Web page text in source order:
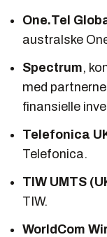
One.Tel
australske
Spectrum,
med
finansielle
Telefonica
Telefonica.
TIW UMTS
TIW.
WorldCom